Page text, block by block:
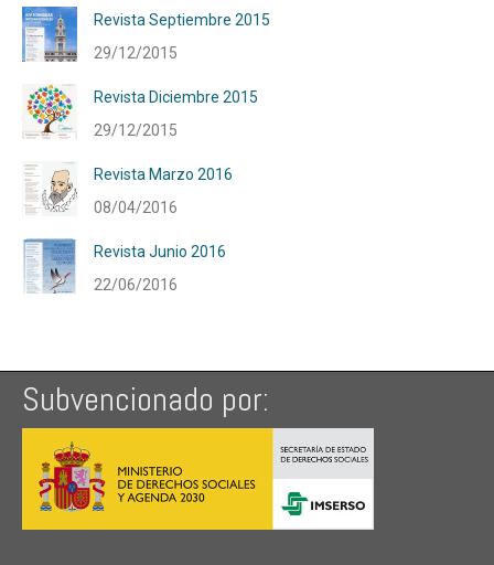
Revista Septiembre 2015
29/12/2015
Revista Diciembre 2015
29/12/2015
Revista Marzo 2016
08/04/2016
Revista Junio 2016
22/06/2016
Subvencionado por: